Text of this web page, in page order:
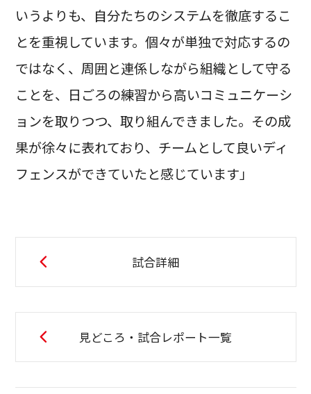
いうよりも、自分たちのシステムを徹底するこ
とを重視しています。個々が単独で対応するの
ではなく、周囲と連係しながら組織として守る
ことを、日ごろの練習から高いコミュニケーシ
ョンを取りつつ、取り組んできました。その成
果が徐々に表れており、チームとして良いディ
フェンスができていたと感じています」
試合詳細
見どころ・試合レポート一覧